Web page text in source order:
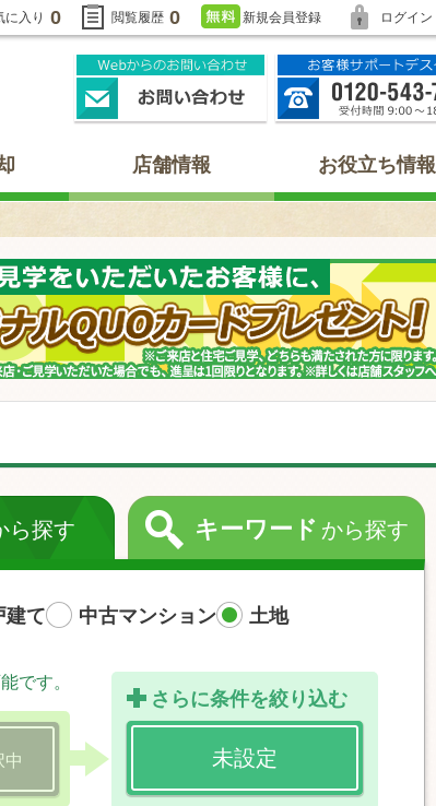
に入り 0 閲覧履歴 0 新規会員登録 ログイン
店舗情報 お役立ち情報
ら探す
建て 中古マンション 土地
です。
中
さらに条件を絞り込む
未設定
キーワード から探す